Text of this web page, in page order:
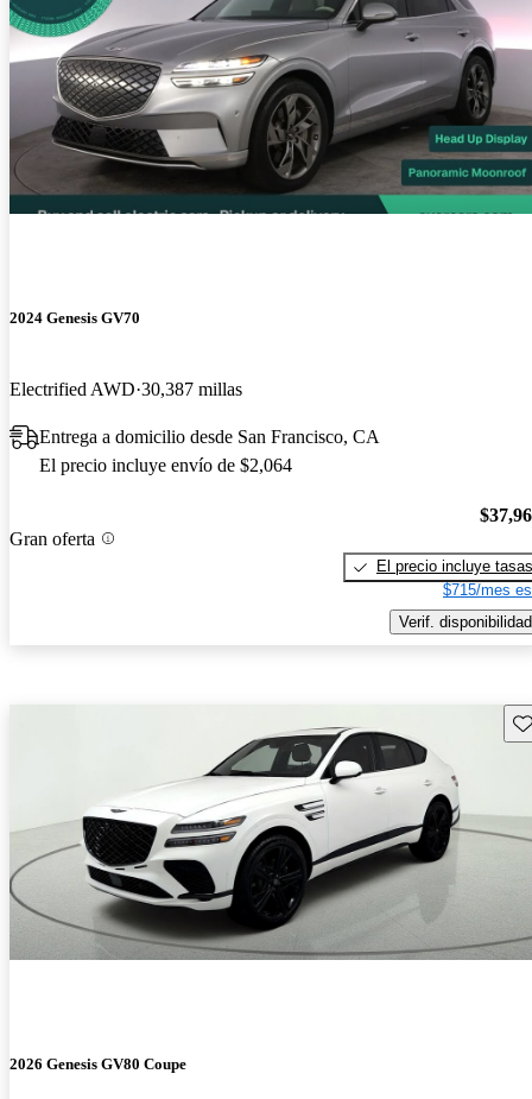
2024 Genesis GV70
Electrified AWD 30,387 millas
Entrega a domicilio desde San Francisco, CA
El precio incluye envío de $2,064
Gran oferta
El precio incluye tasas
$715/mes
Verif. disponibilidad
2026 Genesis GV80 Coupe